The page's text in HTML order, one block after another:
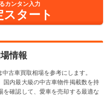
カンタン入力
スタート
情報
古車買取相場を参考にします。
国内最大級の中古車物件掲載数を持
確認して、愛車を売却する最適な